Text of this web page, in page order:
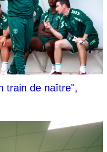
train de naître",